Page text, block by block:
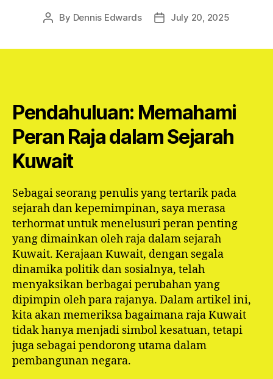
Post
By Dennis Edwards
PostJuly 20, 2025
Pendahuluan: Memahami
Peran Raja dalam Sejarah
Kuwait
Sebagai seorang penulis yang tertarik pada
sejarah dan kepemimpinan, saya merasa
terhormat untuk menelusuri peran penting
yang dimainkan oleh raja dalam sejarah
Kuwait. Kerajaan Kuwait, dengan segala
dinamika politik dan sosialnya, telah
menyaksikan berbagai perubahan yang
dipimpin oleh para rajanya. Dalam artikel ini,
kita akan memeriksa bagaimana raja Kuwait
tidak hanya menjadi simbol kesatuan, tetapi
juga sebagai pendorong utama dalam
pembangunan negara.